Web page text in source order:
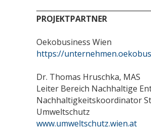
PROJEKTPARTNER
Oekobusiness Wien
https://
Dr. Thomas Hruschka, MAS
Leiter Bereich Nachhaltige
Nachhaltigkeitskoordinator
Umweltschutz
www.umweltschutz.wien.at